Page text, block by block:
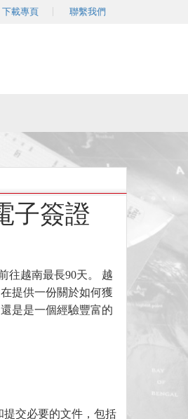
下載專頁 聯繫我們
子簽證
往越南最長90天。 越
提供一份關於如何獲
是是一個經驗豐富的
交必要的文件，包括